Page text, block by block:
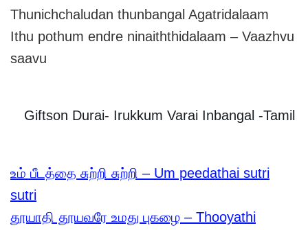
Thunichchaludan thunbangal Agatridalaam
Ithu pothum endre ninaiththidalaam – Vaazhvu
saavu
Giftson Durai- Irukkum Varai Inbangal -Tamil
உம் பீடத்தை சுற்றி சுற்றி – Um peedathai sutri
sutri
தூயாதி தூயவரே உமது புகழை – Thooyathi